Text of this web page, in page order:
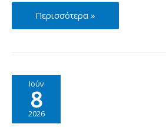
ΔΕΛΤΙΟ
ΤΥΠΟΥ:
Εθελοντή
Αιμοδότη
2026
στο
Περισσότερα »
Ιούν
8
2026